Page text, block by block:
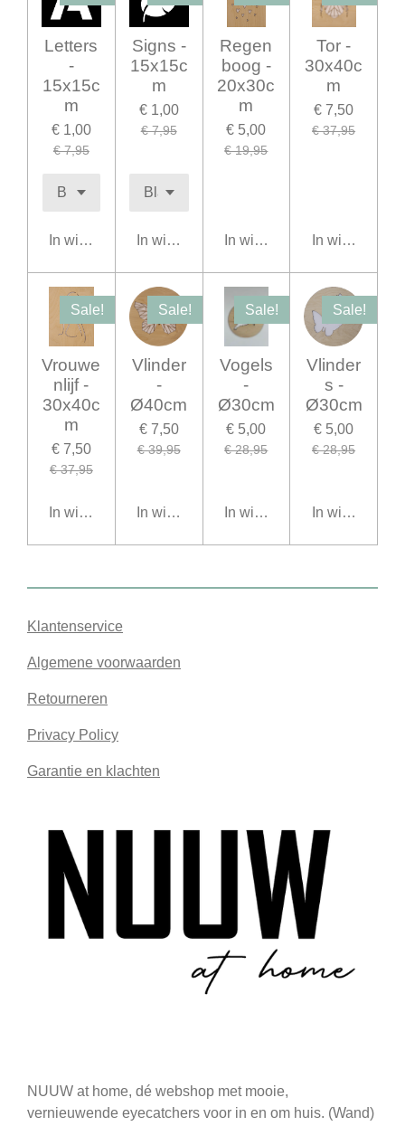
Letters
-
15x15c
m
€ 1,00
€ 7,95
In winkelwagen
Signs -
15x15c
m
€ 1,00
€ 7,95
In winkelwagen
Regen
boog -
20x30c
m
€ 5,00
€ 19,95
In winkelwagen
Tor -
30x40c
m
€ 7,50
€ 37,95
In
Sale!
Vrouwe
nlijf -
30x40c
m
€ 7,50
€ 37,95
In winkelwagen
Sale!
Vlinder
-
Ø40cm
€ 7,50
€ 39,95
In winkelwagen
Sale!
Vogels
-
Ø30cm
€ 5,00
€ 28,95
In winkelwagen
Sale!
Vlinder
s -
Ø30cm
€ 5,00
€ 28,95
In
Klantenservice
Algemene voorwaarden
Retourneren
Privacy Policy
Garantie en klachten
NUUW at home, dé webshop met mooie,
vernieuwende eyecatchers voor in en om huis. (Wand)